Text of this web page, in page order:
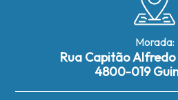
Morada:
Rua Capitão Alfredo
4800-019